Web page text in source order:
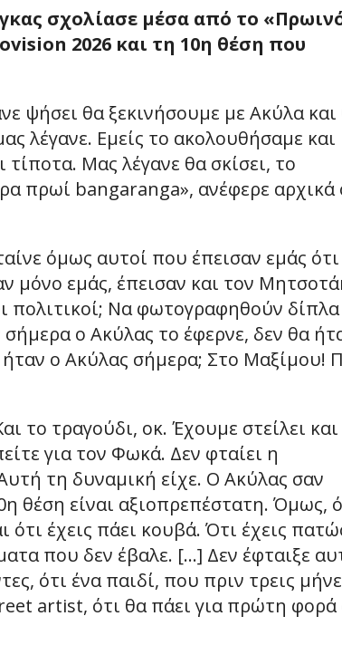
σχολίασε μέσα από το
2026 και τη 10η θέση που
ψήσει θα ξεκινήσουμε με Ακύλα
λέγανε. Εμείς το ακολουθήσαμε και
τίποτα. Μας λέγανε θα σκίσει, το
πρωί bangaranga», ανέφερε αρχικά
όμως αυτοί που έπεισαν εμάς
μόνο εμάς, έπεισαν και τον
πολιτικοί; Να φωτογραφηθούν δίπλα
ο Ακύλας το έφερνε, δεν θα
ο Ακύλας σήμερα; Στο Μαξίμου!
το τραγούδι, οκ. Έχουμε στείλει και
για τον Φωκά. Δεν φταίει η
τη δυναμική είχε. Ο Ακύλας σαν
θέση είναι αξιοπρεπέστατη. Όμως,
έχεις πάει κουβά. Ότι έχεις
που δεν έβαλε. […] Δεν έφταιξε
ότι ένα παιδί, που πριν τρεις
artist, ότι θα πάει για πρώτη φορά